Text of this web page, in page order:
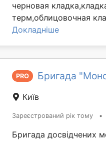
черновая
терм,облицовочная
Докладніше
PRO Бригада
Київ
Зареєстрований рік тому •
Бригада досвідчених